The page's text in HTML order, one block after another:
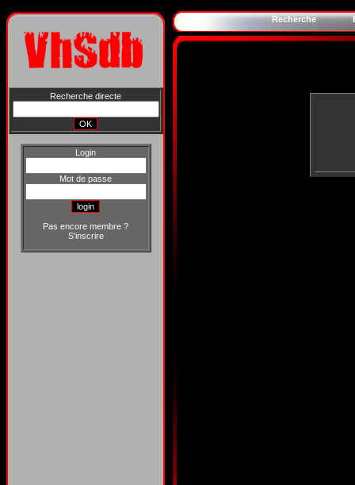
Recherche directe
Login
Mot de passe
Pas encore membre ?
S'inscrire
Recherche